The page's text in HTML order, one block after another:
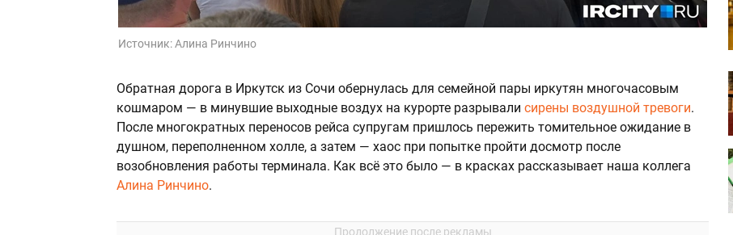
Источник:Алина Ринчино
Обратная дорога в Иркутск из Сочи обернулась для семейной пары иркутян многочасовым
кошмаром — в минувшие выходные воздух на курорте разрывали сирены воздушной тревоги.
После многократных переносов рейса супругам пришлось пережить томительное ожидание в
душном, переполненном холле, а затем — хаос при попытке пройти досмотр после
возобновления работы терминала. Как всё это было — в красках рассказывает наша коллега
Алина Ринчино.